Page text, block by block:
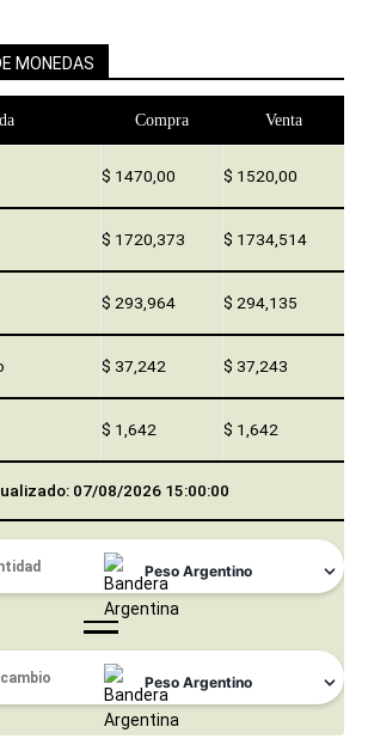
MONEDAS
Compra Venta
$ 1470,00 $ 1520,00
$ 1720,373 $ 1734,514
$ 293,964 $ 294,135
$ 37,242 $ 37,243
$ 1,642 $ 1,642
07/08/2026 15:00:00